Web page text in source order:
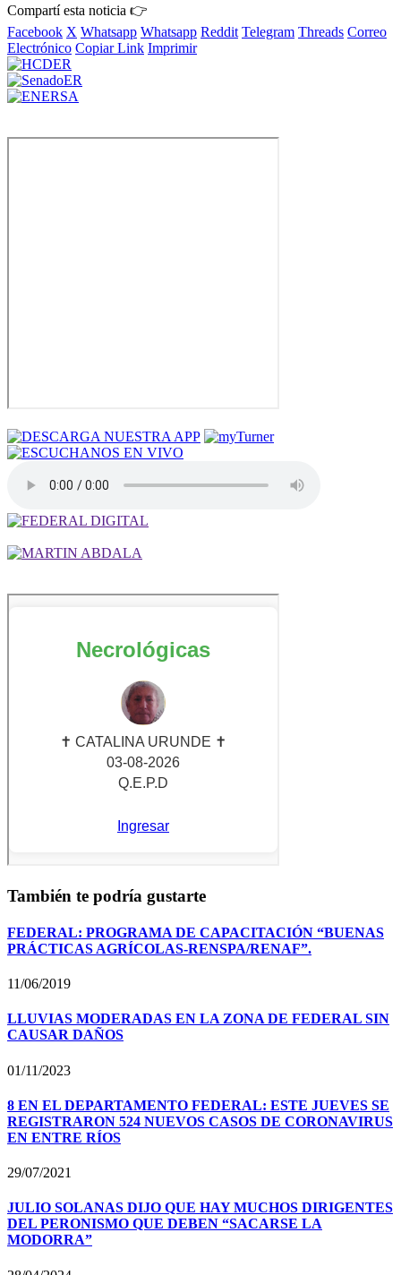
Compartí esta noticia 👉
Facebook X Whatsapp Whatsapp Reddit Telegram Threads Correo
Electrónico Copiar Link Imprimir
También te podría gustarte
FEDERAL: PROGRAMA DE CAPACITACIÓN “BUENAS
PRÁCTICAS AGRÍCOLAS-RENSPA/RENAF”.
11/06/2019
LLUVIAS MODERADAS EN LA ZONA DE FEDERAL SIN
CAUSAR DAÑOS
01/11/2023
8 EN EL DEPARTAMENTO FEDERAL: ESTE JUEVES SE
REGISTRARON 524 NUEVOS CASOS DE CORONAVIRUS
EN ENTRE RÍOS
29/07/2021
JULIO SOLANAS DIJO QUE HAY MUCHOS DIRIGENTES
DEL PERONISMO QUE DEBEN “SACARSE LA
MODORRA”